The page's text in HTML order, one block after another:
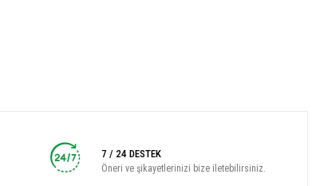
7 / 24 DESTEK
Öneri ve şikayetlerinizi bize iletebilirsiniz.